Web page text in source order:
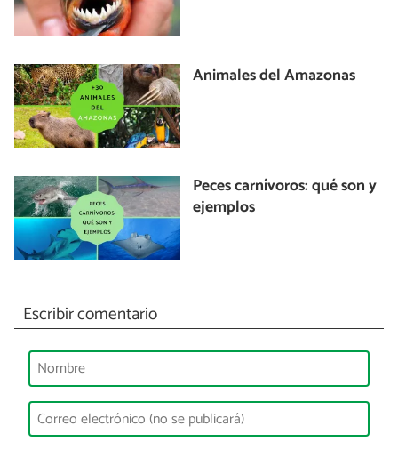
Animales del Amazonas
Peces carnívoros: qué son y
ejemplos
Escribir comentario